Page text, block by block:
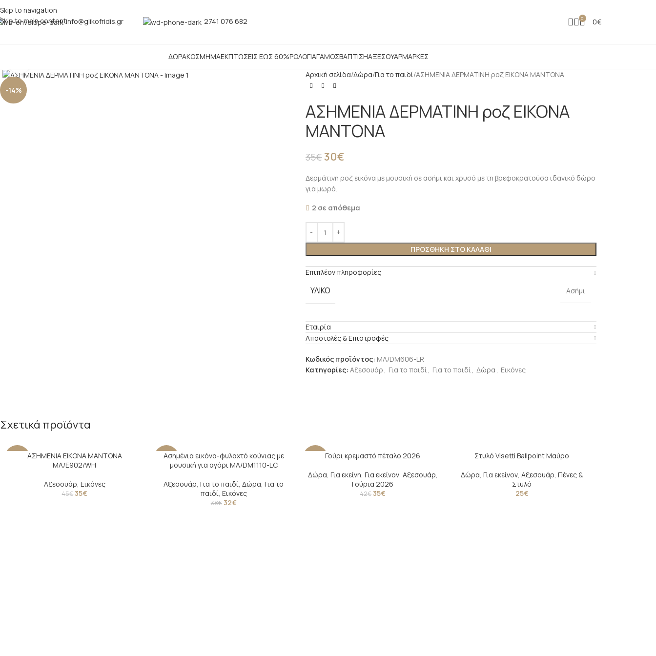
Skip to navigation
Skip to main contentinfo@glikofridis.gr 2741 076 682 0 0€
ΔΩΡΑΚΟΣΜΗΜΑΕΚΠΤΩΣΕΙΣ ΕΩΣ 60%ΡΟΛΟΓΙΑΓΑΜΟΣΒΑΠΤΙΣΗΑΞΕΣΟΥΑΡΜΑΡΚΕΣ
-14%
Αρχική σελίδα Δώρα Για το παιδί ΑΣΗΜΕΝΙΑ ΔΕΡΜΑΤΙΝΗ ροζ ΕΙΚΟΝΑ ΜΑΝΤΟΝΑ
ΑΣΗΜΕΝΙΑ ΔΕΡΜΑΤΙΝΗ ροζ ΕΙΚΟΝΑ
ΜΑΝΤΟΝΑ
35€30€
Δερμάτινη ροζ εικόνα με μουσική σε ασήμι και χρυσό με τη βρεφοκρατούσα ιδανικό δώρο
για μωρό.
2 σε απόθεμα
ΠΡΟΣΘΗΚΗ ΣΤΟ ΚΑΛΑΘΙ
Επιπλέον πληροφορίες
ΥΛΙΚΟ Ασήμι
Εταιρία
Αποστολές & Επιστροφές
Κωδικός προϊόντος: MA/DM606-LR
Κατηγορίες: Αξεσουάρ , Για το παιδί, Για το παιδί, Δώρα , Εικόνες
Σχετικά προϊόντα
ΑΣΗΜΕΝΙΑ ΕΙΚΟΝΑ ΜΑΝΤΟΝΑ
MA/E902/WH
Αξεσουάρ, Εικόνες
45€ 35€
-16%
Ασημένια εικόνα-φυλαχτό κούνιας με
μουσική για αγόρι MA/DM1110-LC
Αξεσουάρ,Για το παιδί,Δώρα,Για το
παιδί, Εικόνες
38€ 32€
Γούρι κρεμαστό πέταλο 2026
Δώρα, Για εκείνη, Για εκείνον, Αξεσουάρ,
Γούρια 2026
42€ 35€
Στυλό Visetti Ballpoint Μαύρο
Δώρα,Για εκείνον,Αξεσουάρ,Πένες &
Στυλό
25€